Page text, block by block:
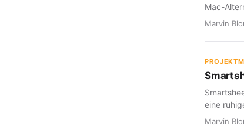
Mac-
Marvin
eine
Marvin